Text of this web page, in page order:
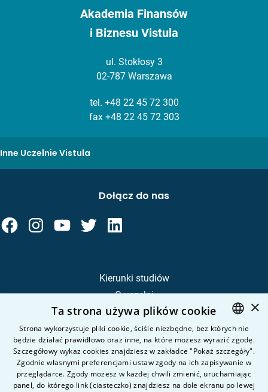
Akademia Finansów
i Biznesu Vistula
ul. Stokłosy 3
02-787 Warszawa
tel. +48 22 45 72 300
fax +48 22 45 72 303
Inne Uczelnie Vistula
Kierunki studiów
O uczelni
Kandydat
Student
Nauka i badania
Intranet
Dołącz do nas
POLISH
ENGLISH
×
Ta strona używa plików cookie
Strona wykorzystuje pliki cookie, ściśle niezbędne, bez których nie
będzie działać prawidłowo oraz inne, na które możesz wyrazić zgodę.
Szczegółowy wykaz cookies znajdziesz w zakładce "Pokaż szczegóły".
Zgodnie własnymi preferencjami ustaw zgody na ich zapisywanie w
przeglądarce. Zgody możesz w każdej chwili zmienić, uruchamiając
panel, do którego link (ciasteczko) znajdziesz na dole ekranu po lewej